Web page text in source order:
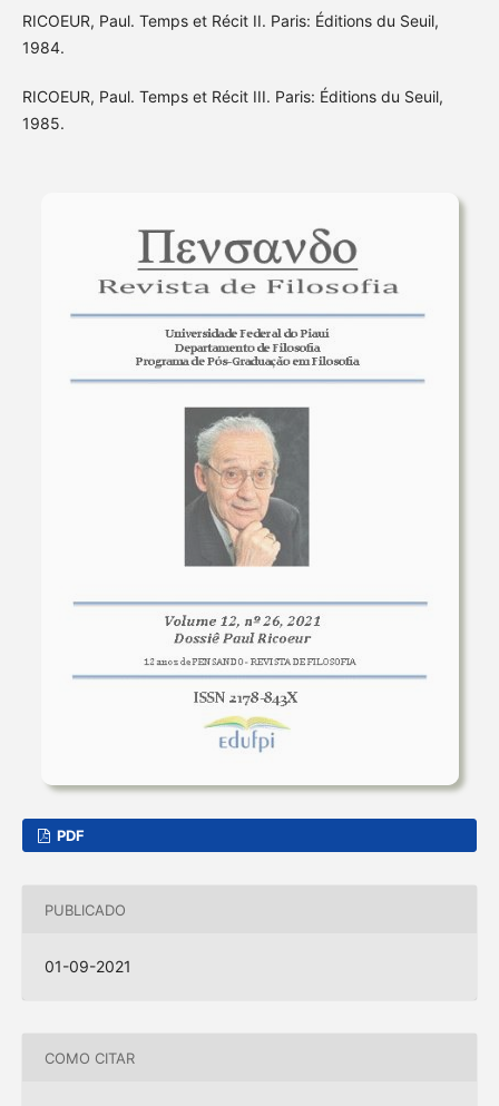
RICOEUR, Paul. Temps et Récit II. Paris: Éditions du Seuil,
1984.
RICOEUR, Paul. Temps et Récit III. Paris: Éditions du Seuil,
1985.
PDF
PUBLICADO
01-09-2021
COMO CITAR